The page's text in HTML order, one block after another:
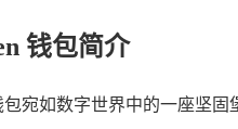
钱包简介
包宛如数字世界中的一座坚